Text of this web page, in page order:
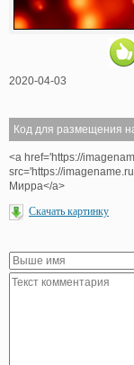
2020-04-03
Код для размещения
<a href='https://
src='https://
Мирра</a>
Скачать картинку